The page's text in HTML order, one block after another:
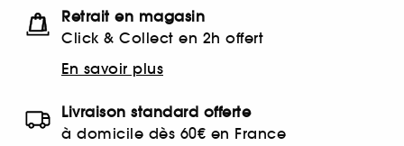
Retrait en magasin
Click & Collect en 2h offert
En savoir plus
Livraison standard offerte
à domicile dès 60€ en France